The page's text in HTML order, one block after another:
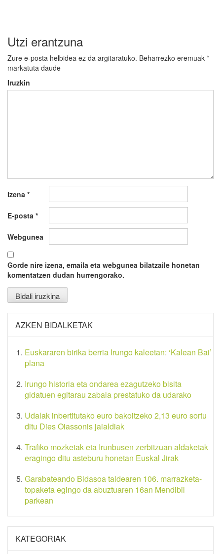
Utzi erantzuna
Zure e-posta helbidea ez da argitaratuko. Beharrezko eremuak *
markatuta daude
Iruzkin
Izena *
E-posta *
Webgunea
Gorde nire izena, emaila eta webgunea bilatzaile honetan
komentatzen dudan hurrengorako.
AZKEN BIDALKETAK
Euskararen birika berria Irungo kaleetan: ‘Kalean Bai’
plana
Irungo historia eta ondarea ezagutzeko bisita
gidatuen egitarau zabala prestatuko da udarako
Udalak inbertitutako euro bakoitzeko 2,13 euro sortu
ditu Dies Oiassonis jaialdiak
Trafiko mozketak eta Irunbusen zerbitzuan aldaketak
eragingo ditu asteburu honetan Euskal Jirak
Garabateando Bidasoa taldearen 106. marrazketa-
topaketa egingo da abuztuaren 16an Mendibil
parkean
KATEGORIAK